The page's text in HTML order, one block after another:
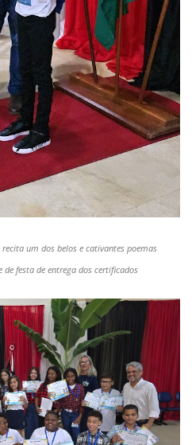
um dos belos e cativantes poemas
festa de entrega dos certificados